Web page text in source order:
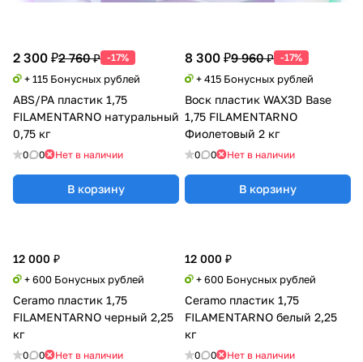
2 300 ₽2 760 ₽ -17%
+ 115 Бонусных рублей
ABS/PA пластик 1,75
FILAMENTARNO натуральный
0,75 кг
0 0 Нет в наличии
В корзину
8 300 ₽9 960 ₽ -17%
+ 415 Бонусных рублей
Воск пластик WAX3D Base
1,75 FILAMENTARNO
Фиолетовый 2 кг
0 0 Нет в наличии
В корзину
12 000 ₽
+ 600 Бонусных рублей
Ceramo пластик 1,75
FILAMENTARNO черный 2,25
кг
0 0 Нет в наличии
12 000 ₽
+ 600 Бонусных рублей
Ceramo пластик 1,75
FILAMENTARNO белый 2,25
кг
0 0 Нет в наличии